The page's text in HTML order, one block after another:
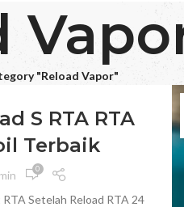
"Reload Vapor"
S RTA RTA
Terbaik
0
Setelah Reload RTA 24